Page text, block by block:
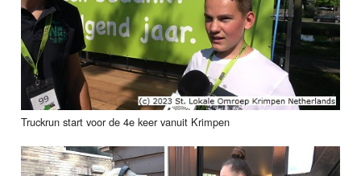
Truckrun start voor de 4e keer vanuit Krimpen